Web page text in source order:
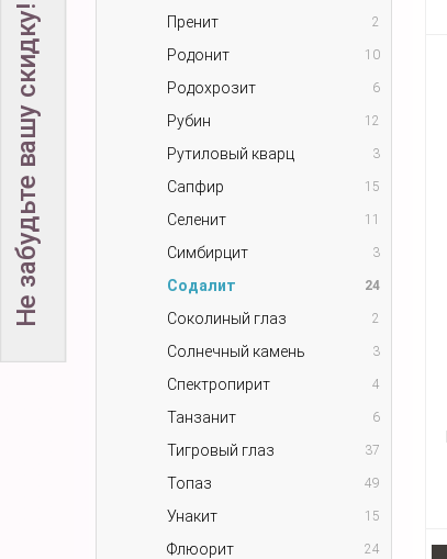
Пренит 2
Родонит 10
Родохрозит 6
Рубин 12
Рутиловый кварц 3
Сапфир 15
Селенит 11
Симбирцит 3
Содалит 24
Соколиный глаз 2
Солнечный камень 3
Спектропирит 4
Танзанит 6
Тигровый глаз 37
Топаз 49
Унакит 15
Флюорит 24
Не забудьте вашу скидку!